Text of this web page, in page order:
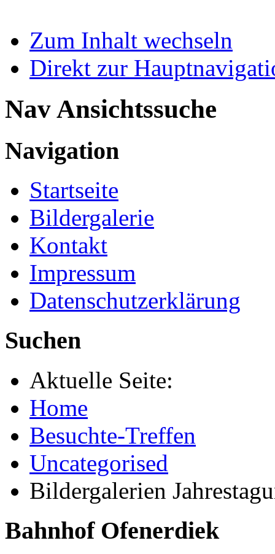
Zum Inhalt wechseln
Direkt zur
Nav Ansichtssuche
Navigation
Startseite
Bildergalerie
Kontakt
Impressum
Datenschutzerklärung
Suchen
Aktuelle Seite:
Home
Besuchte-Treffen
Uncategorised
Bildergalerien
Bahnhof Ofenerdiek